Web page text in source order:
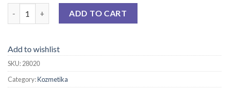
EUCERIN DERMOPURE MICELARNAOTOPINA 200 ML quantity
ADD TO CART
Add to wishlist
SKU:28020
Category:Kozmetika